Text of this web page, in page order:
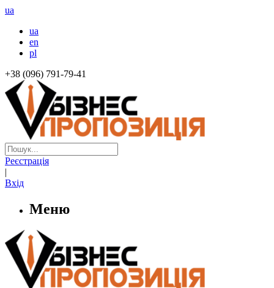
ua
ua
en
pl
+38 (096) 791-79-41
Реєстрація
|
Вхід
Меню